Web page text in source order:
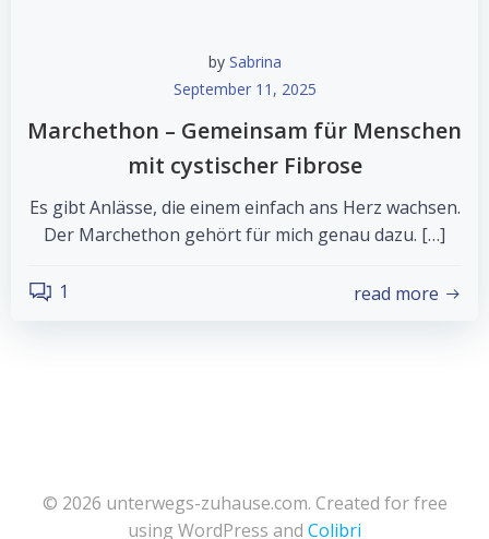
by Sabrina
September 11, 2025
Marchethon – Gemeinsam für Menschen
mit cystischer Fibrose
Es gibt Anlässe, die einem einfach ans Herz wachsen.
Der Marchethon gehört für mich genau dazu. […]
1 read more
© 2026 unterwegs-zuhause.com. Created for free
using WordPress and Colibri